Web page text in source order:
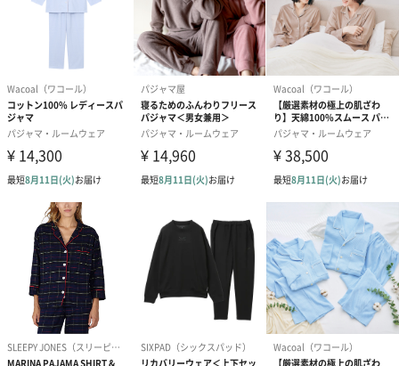
●縮みやシワの原因となりますので、乾燥機のご使用は
おさけください。
●混色の製品は単独でお洗いください。また、色移りを
防止するため、濡れたまま放置しないでください。
●色・柄物に塩素系漂白剤を使用しないでください。
商品オプション情報
お渡し用の紙袋です。
商品に合わせたサイズをお届けします。